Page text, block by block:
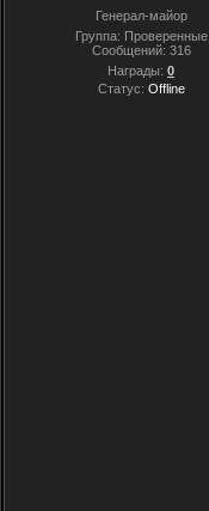
Генерал-майор
Группа: Проверенные
Сообщений: 316
Награды: 0
Статус: Offline